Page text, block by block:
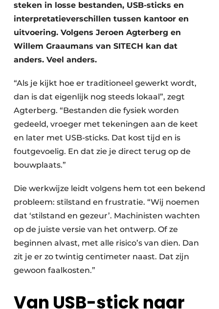
Fundering
Kopen/Huren/Leasen
Sloop & Recycling
Machines & Materieel
steken in losse bestanden, USB-sticks en
interpretatieverschillen tussen kantoor en
uitvoering. Volgens Jeroen Agterberg en
Willem Graaumans van SITECH kan dat
anders. Veel anders.
“Als je kijkt hoe er traditioneel gewerkt wordt,
dan is dat eigenlijk nog steeds lokaal”, zegt
Agterberg. “Bestanden die fysiek worden
gedeeld, vroeger met tekeningen aan de keet
en later met USB-sticks. Dat kost tijd en is
foutgevoelig. En dat zie je direct terug op de
bouwplaats.”
Die werkwijze leidt volgens hem tot een bekend
probleem: stilstand en frustratie. “Wij noemen
dat ‘stilstand en gezeur’. Machinisten wachten
op de juiste versie van het ontwerp. Of ze
beginnen alvast, met alle risico’s van dien. Dan
zit je er zo twintig centimeter naast. Dat zijn
gewoon faalkosten.”
Van USB-stick naar